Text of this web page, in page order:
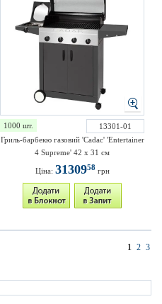
1000 шт.
13301-01
Гриль-барбекю газовий 'Cadac' 'Entertainer
4 Supreme' 42 х 31 см
Ціна: 3130958грн
1 2 3